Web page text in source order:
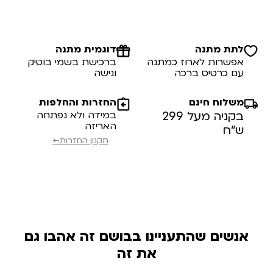
לתת מתנה
אפשרות לארוז כמתנה
עם כרטיס ברכה
דוגמית מתנה
ברכישת בשמי בוטיק
ונישה
משלוח חינם
בקניה מעל 299
ש”ח
החזרות והחלפות
במידה ולא נפתחה
האריזה
תקנון החזרות←
אנשים שהתעניינו בבושם זה אהבו גם
את זה